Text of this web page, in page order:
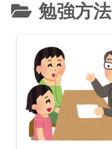
勉強方法